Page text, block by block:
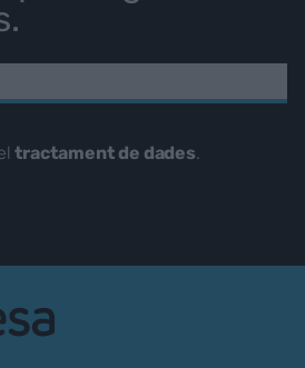
tractament de dades.